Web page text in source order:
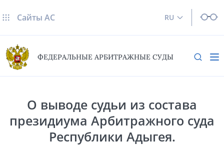
RU
Сайты AC
ФЕДЕРАЛЬНЫЕ АРБИТРАЖНЫЕ СУДЫ
О выводе судьи из состава
президиума Арбитражного суда
Республики Адыгея.